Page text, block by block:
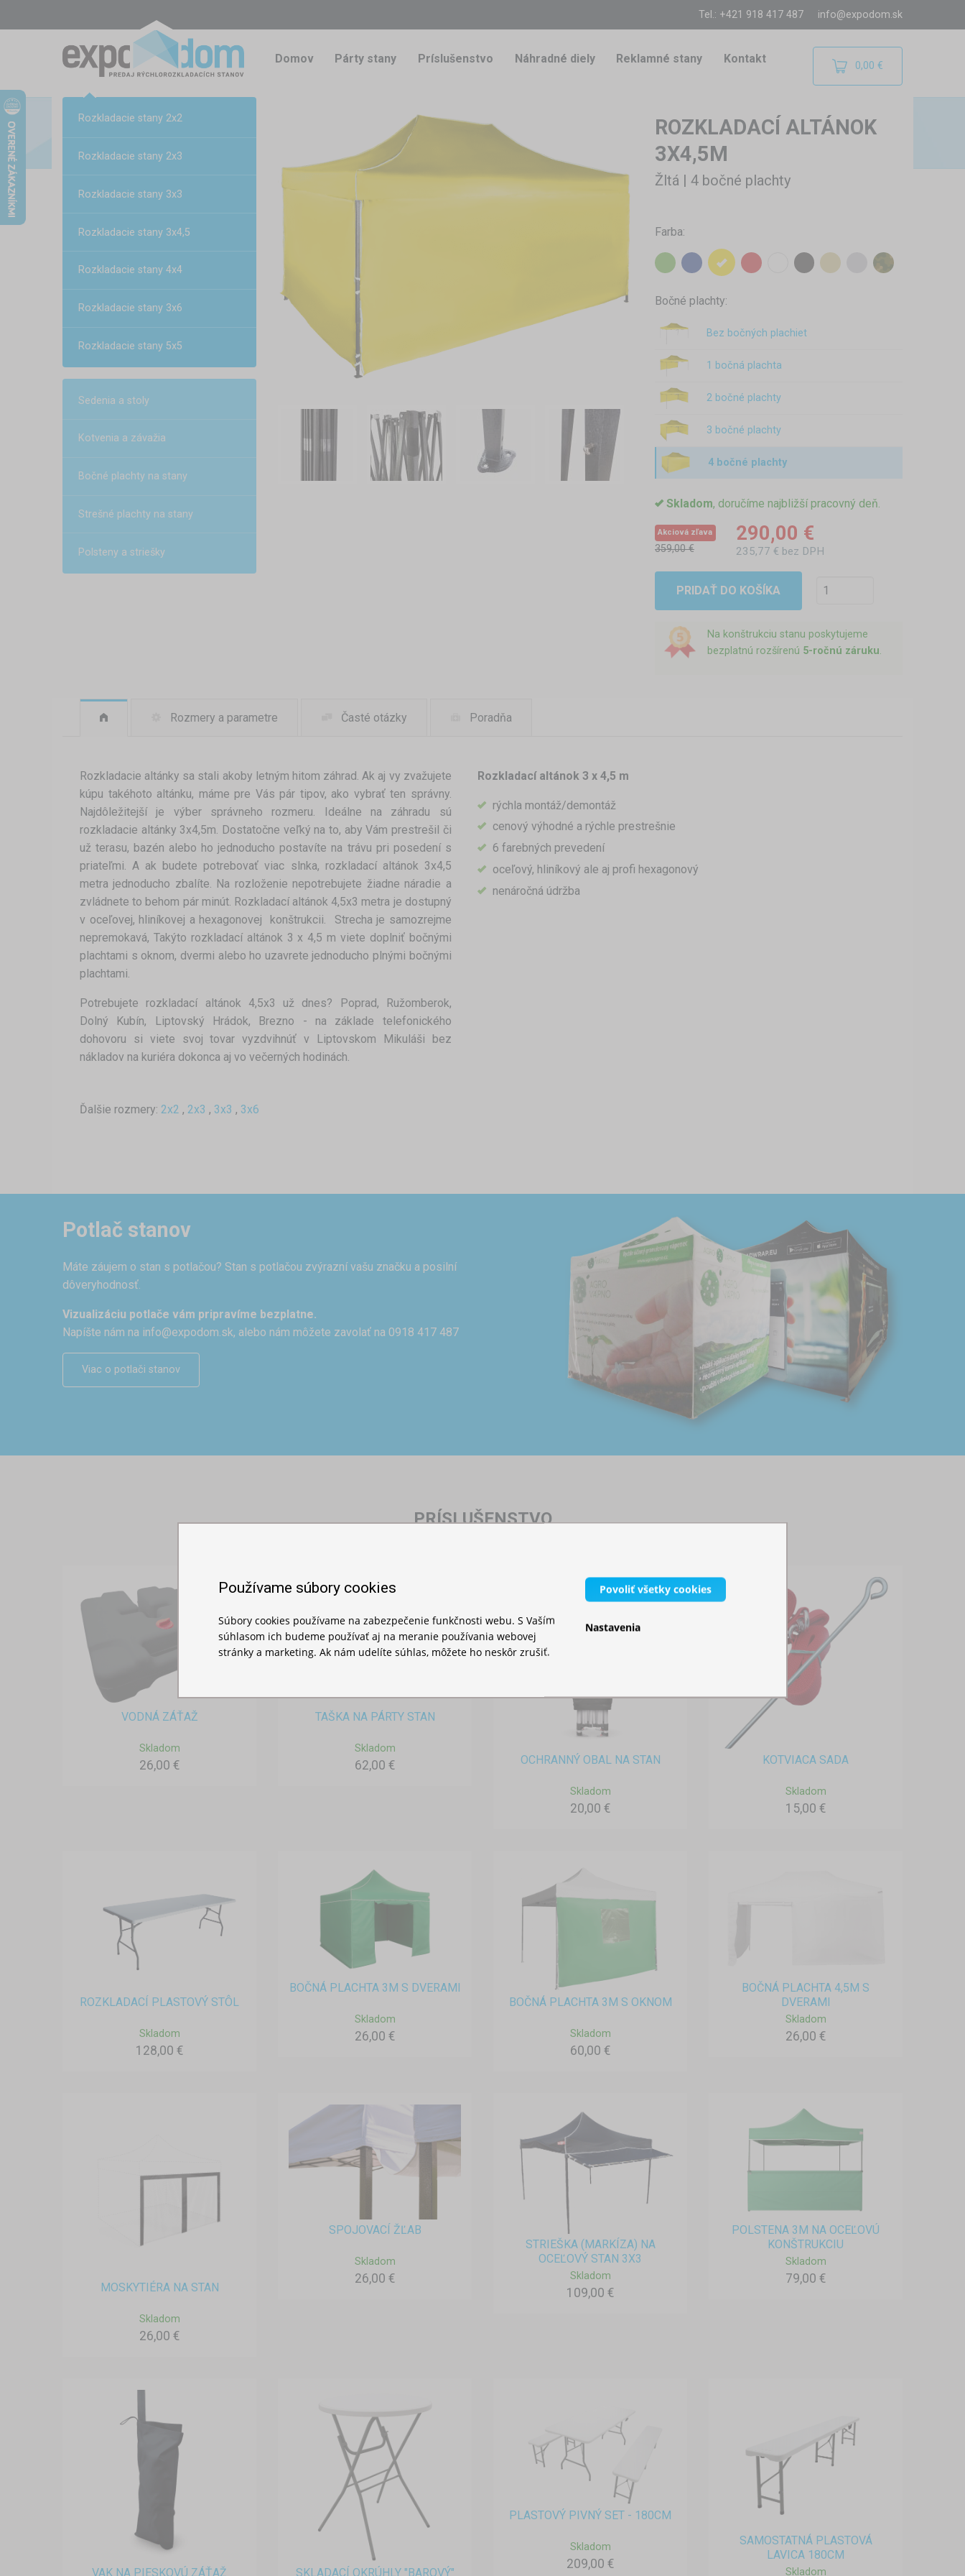
Tel.: +421 918 417 487 info@expodom.sk
Domov Párty stany Príslušenstvo Náhradné diely Reklamné stany Kontakt 0,00 €
Rozkladacie stany 2x2
Rozkladacie stany 2x3
Rozkladacie stany 3x3
Rozkladacie stany 3x4,5
Rozkladacie stany 4x4
Rozkladacie stany 3x6
Rozkladacie stany 5x5
Sedenia a stoly
Kotvenia a závažia
Bočné plachty na stany
Strešné plachty na stany
Polsteny a striešky
ROZKLADACÍ ALTÁNOK
3X4,5M
Žltá | 4 bočné plachty
Farba:
Bočné plachty:
Bez bočných plachiet
1 bočná plachta
2 bočné plachty
3 bočné plachty
4 bočné plachty
Skladom, doručíme najbližší pracovný deň.
Akciová zľava
359,00 €
290,00 €
235,77 € bez DPH
PRIDAŤ DO KOŠÍKA
Na konštrukciu stanu poskytujeme
bezplatnú rozšírenú 5-ročnú záruku.
Rozmery a parametre Časté otázky Poradňa
Rozkladacie altánky sa stali akoby letným hitom záhrad. Ak aj vy zvažujete
kúpu takéhoto altánku, máme pre Vás pár tipov, ako vybrať ten správny.
Najdôležitejší je výber správneho rozmeru. Ideálne na záhradu sú
rozkladacie altánky 3x4,5m. Dostatočne veľký na to, aby Vám prestrešil či
už terasu, bazén alebo ho jednoducho postavíte na trávu pri posedení s
priateľmi. A ak budete potrebovať viac slnka, rozkladací altánok 3x4,5
metra jednoducho zbalíte. Na rozloženie nepotrebujete žiadne náradie a
zvládnete to behom pár minút. Rozkladací altánok 4,5x3 metra je dostupný
v oceľovej, hliníkovej a hexagonovej konštrukcii. Strecha je samozrejme
nepremokavá, Takýto rozkladací altánok 3 x 4,5 m viete doplniť bočnými
plachtami s oknom, dvermi alebo ho uzavrete jednoducho plnými bočnými
plachtami.
Potrebujete rozkladací altánok 4,5x3 už dnes? Poprad, Ružomberok,
Dolný Kubín, Liptovský Hrádok, Brezno - na základe telefonického
dohovoru si viete svoj tovar vyzdvihnúť v Liptovskom Mikuláši bez
nákladov na kuriéra dokonca aj vo večerných hodinách.
Rozkladací altánok 3 x 4,5 m
rýchla montáž/demontáž
cenový výhodné a rýchle prestrešnie
6 farebných prevedení
oceľový, hliníkový ale aj profi hexagonový
nenáročná údržba
Ďalšie rozmery: 2x2 , 2x3 , 3x3 , 3x6
Potlač stanov
Máte záujem o stan s potlačou? Stan s potlačou zvýrazní vašu značku a posilní
dôveryhodnosť.
Vizualizáciu potlače vám pripravíme bezplatne.
Napíšte nám na info@expodom.sk, alebo nám môžete zavolať na 0918 417 487
Viac o potlači stanov
PRÍSLUŠENSTVO
VODNÁ ZÁŤAŽ
Skladom
26,00 €
TAŠKA NA PÁRTY STAN
Skladom
62,00 € OCHRANNÝ OBAL NA STAN
Skladom
20,00 €
KOTVIACA SADA
Skladom
15,00 €
ROZKLADACÍ PLASTOVÝ STÔL
Skladom
128,00 €
BOČNÁ PLACHTA 3M S DVERAMI
Skladom
26,00 €
BOČNÁ PLACHTA 3M S OKNOM
Skladom
60,00 €
BOČNÁ PLACHTA 4,5M S
DVERAMI
Skladom
26,00 €
MOSKYTIÉRA NA STAN
Skladom
26,00 €
SPOJOVACÍ ŽĽAB
Skladom
26,00 €
STRIEŠKA (MARKÍZA) NA
OCEĽOVÝ STAN 3X3
Skladom
109,00 €
POLSTENA 3M NA OCEĽOVÚ
KONŠTRUKCIU
Skladom
79,00 €
VAK NA PIESKOVÚ ZÁŤAŽ SKLADACÍ OKRÚHLY "BAROVÝ"
PLASTOVÝ PIVNÝ SET - 180CM
Skladom
209,00 €
SAMOSTATNÁ PLASTOVÁ
LAVICA 180CM
Skladom
Používame súbory cookies
Súbory cookies používame na zabezpečenie funkčnosti webu. S Vaším
súhlasom ich budeme používať aj na meranie používania webovej
stránky a marketing. Ak nám udelíte súhlas, môžete ho neskôr zrušiť.
Povoliť všetky cookies
Nastavenia